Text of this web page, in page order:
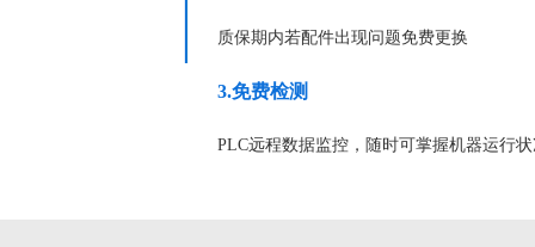
质保期内若配件出现问题免费更换
3.免费检测
PLC远程数据监控，随时可掌握机器运行